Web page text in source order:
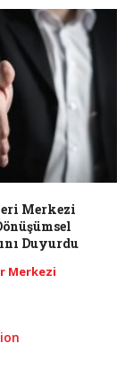
Merkezi
Duyurdu
Merkezi